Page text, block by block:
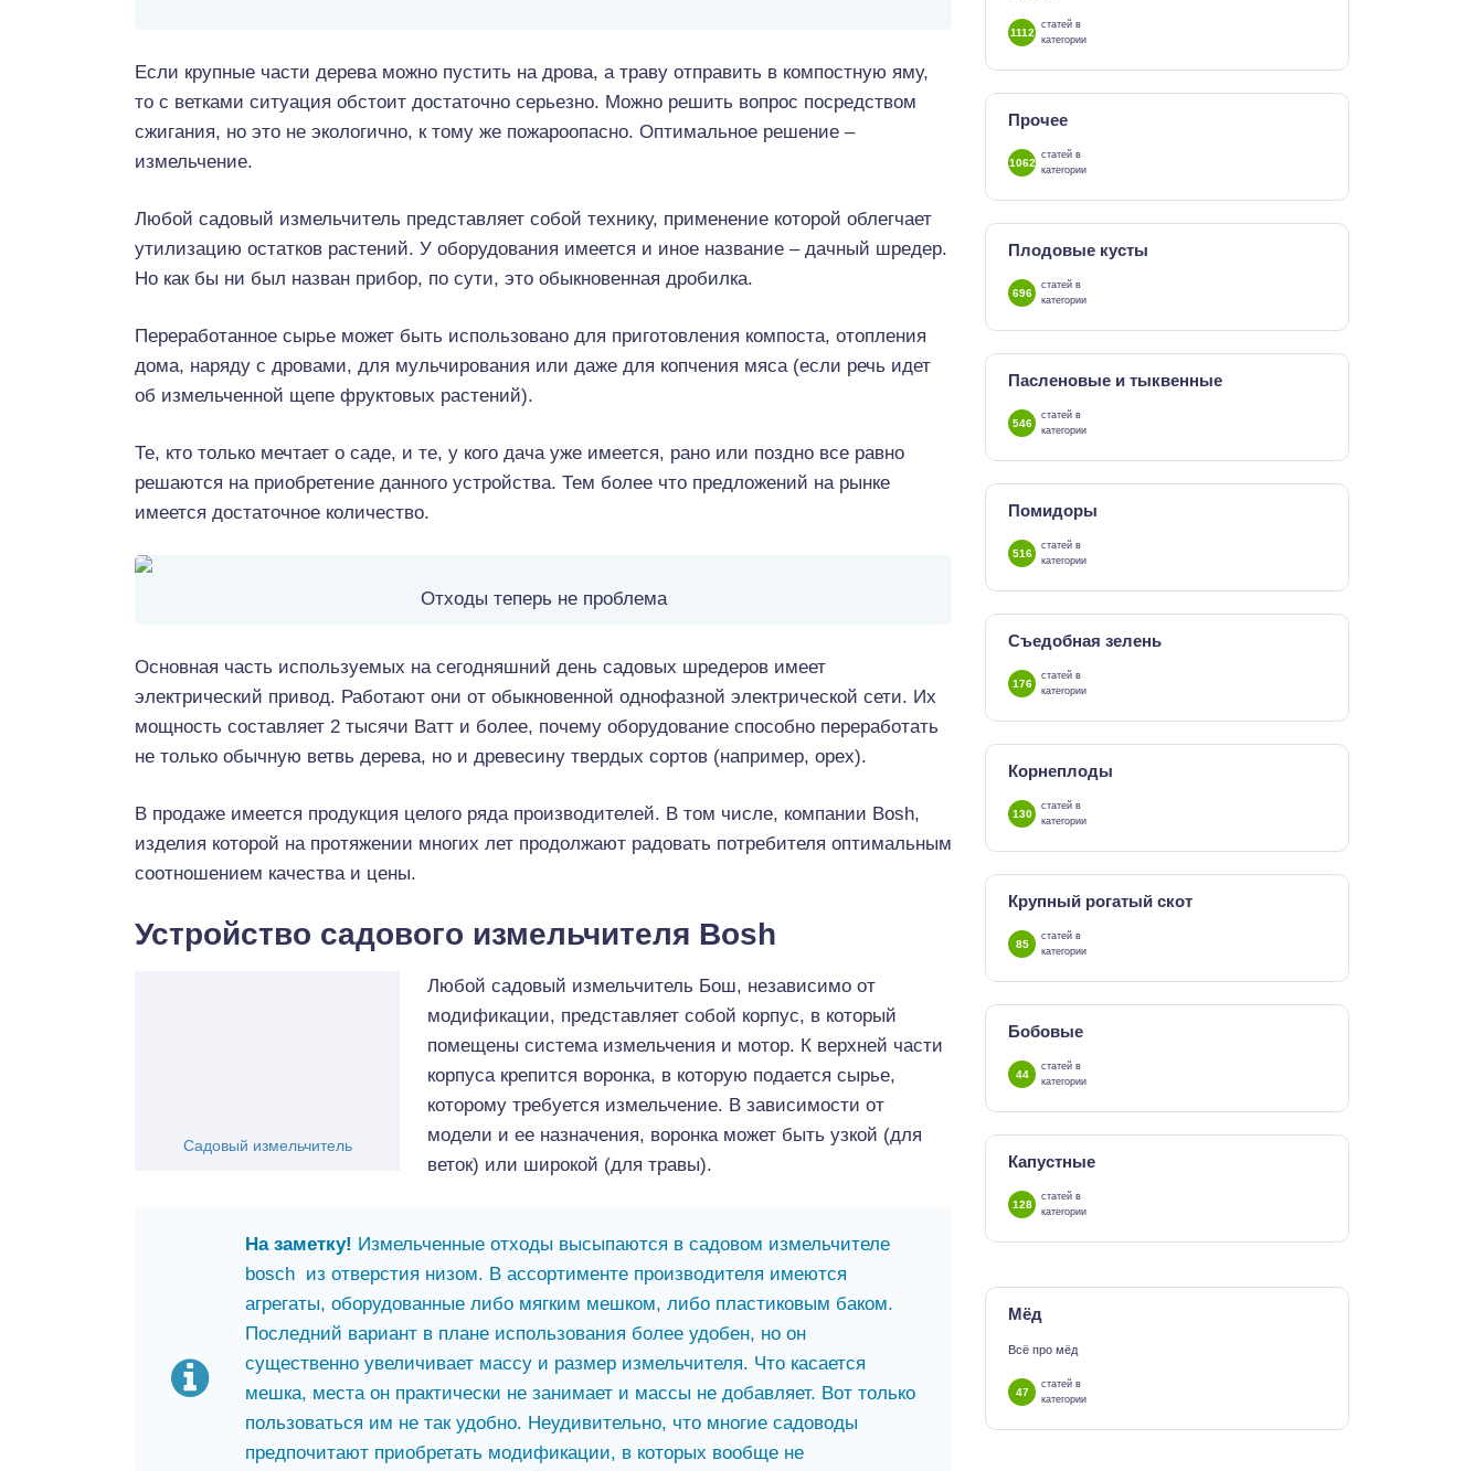
Если крупные части дерева можно пустить на дрова, а траву отправить в компостную яму,
то с ветками ситуация обстоит достаточно серьезно. Можно решить вопрос посредством
сжигания, но это не экологично, к тому же пожароопасно. Оптимальное решение –
измельчение.
Любой садовый измельчитель представляет собой технику, применение которой облегчает
утилизацию остатков растений. У оборудования имеется и иное название – дачный шредер.
Но как бы ни был назван прибор, по сути, это обыкновенная дробилка.
Переработанное сырье может быть использовано для приготовления компоста, отопления
дома, наряду с дровами, для мульчирования или даже для копчения мяса (если речь идет
об измельченной щепе фруктовых растений).
Те, кто только мечтает о садe, и те, у кого дача уже имеется, рано или поздно все равно
решаются на приобретение данного устройства. Тем более что предложений на рынке
имеется достаточное количество.
Отходы теперь не проблема
Основная часть используемых на сегодняшний день садовых шредеров имеет
электрический привод. Работают они от обыкновенной однофазной электрической сети. Их
мощность составляет 2 тысячи Ватт и более, почему оборудование способно переработать
не только обычную ветвь дерева, но и древесину твердых сортов (например, орех).
В продаже имеется продукция целого ряда производителей. В том числе, компании Bosh,
изделия которой на протяжении многих лет продолжают радовать потребителя оптимальным
соотношением качества и цены.
Устройство садового измельчителя Bosh
Садовый измельчитель
Любой садовый измельчитель Бош, независимо от
модификации, представляет собой корпус, в который
помещены система измельчения и мотор. К верхней части
корпуса крепится воронка, в которую подается сырье,
которому требуется измельчение. В зависимости от
модели и ее назначения, воронка может быть узкой (для
веток) или широкой (для травы).
На заметку! Измельченные отходы высыпаются в садовом измельчителе
bosch из отверстия низом. В ассортименте производителя имеются
агрегаты, оборудованные либо мягким мешком, либо пластиковым баком.
Последний вариант в плане использования более удобен, но он
существенно увеличивает массу и размер измельчителя. Что касается
мешка, места он практически не занимает и массы не добавляет. Вот только
пользоваться им не так удобно. Неудивительно, что многие садоводы
предпочитают приобретать модификации, в которых вообще не
1112
статей в
категории
Прочее
1062
статей в
категории
Плодовые кусты
696
статей в
категории
Пасленовые и тыквенные
546
статей в
категории
Помидоры
516
статей в
категории
Съедобная зелень
176
статей в
категории
Корнеплоды
130
статей в
категории
Крупный рогатый скот
85
статей в
категории
Бобовые
44
статей в
категории
Капустные
128
статей в
категории
Мёд
Всё про мёд
47
статей в
категории